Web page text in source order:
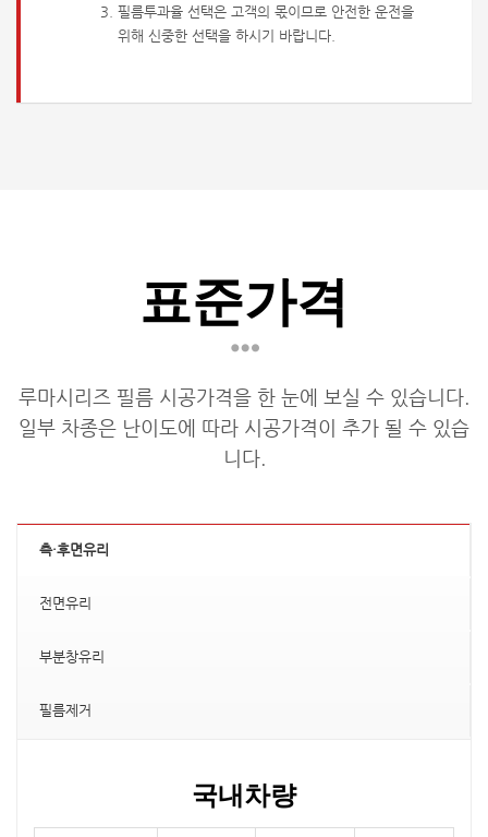
필름투과율 선택은 고객의 몫이므로 안전한 운전을
위해 신중한 선택을 하시기 바랍니다.
표준가격
루마시리즈 필름 시공가격을 한 눈에 보실 수 있습니다.
일부 차종은 난이도에 따라 시공가격이 추가 될 수 있습
니다.
측·후면유리
전면유리
부분창유리
필름제거
국내차량